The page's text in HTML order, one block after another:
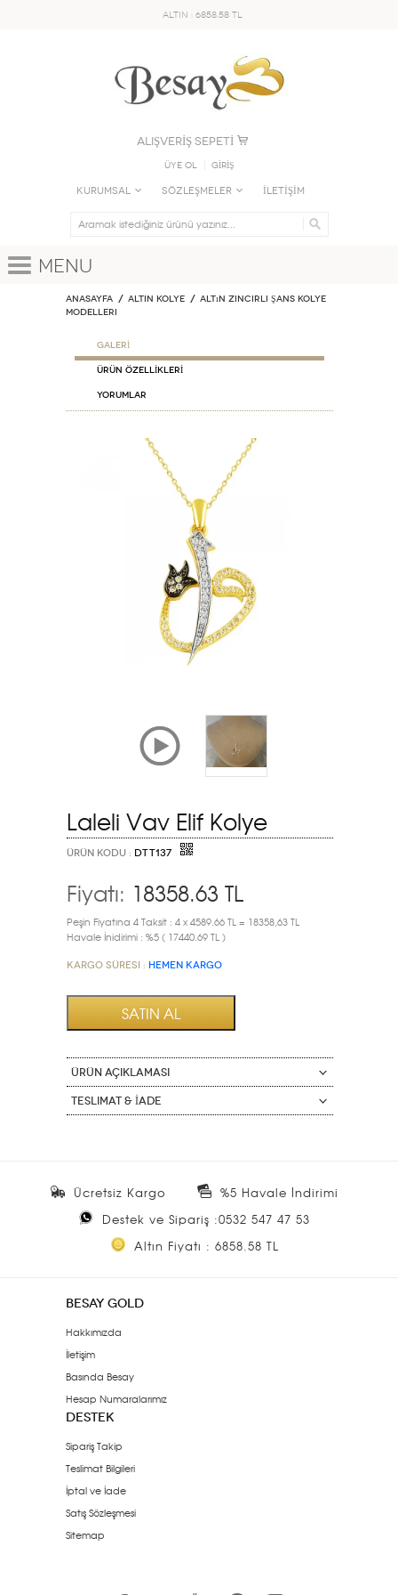
ALTIN : 6858.58 TL
ALIŞVERİŞ SEPETİ
Üye Ol GİRİŞ
KURUMSAL SÖZLEŞMELER İLETİŞİM
Menu
Anasayfa ALTIN KOLYE
Altın Zincirli Şans Kolye
Modelleri
GALERİ
ÜRÜN ÖZELLİKLERİ
Yorumlar
Laleli Vav Elif Kolye
ÜRÜN KODU : DTT137
Fiyatı: 18358.63 TL
Peşin Fiyatına 4 Taksit : 4 x 4589.66 TL = 18358,63 TL
Havale İnidirimi : %5 ( 17440.69 TL )
Kargo Süresi : HEMEN KARGO
ÜRÜN AÇIKLAMASI
Teslimat & İade
Ücretsiz Kargo
%5 Havale İndirimi
Destek ve Sipariş :0532 547 47 53
Altın Fiyatı : 6858.58 TL
BESAY GOLD
Hakkımızda
İletişim
Basında Besay
Hesap Numaralarımız
DESTEK
Sipariş Takip
Teslimat Bilgileri
İptal ve İade
Satış Sözleşmesi
Sitemap